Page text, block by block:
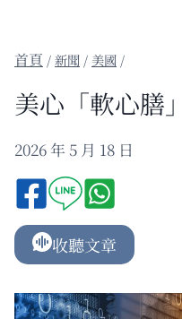
/新聞 / 美國 /
美心「軟心膳
2026 年 5 月 18 日
收聽文章